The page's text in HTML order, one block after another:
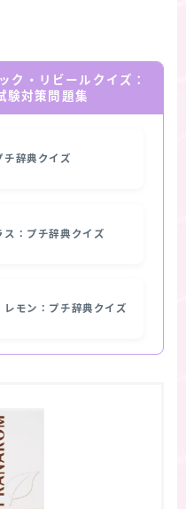
ク・リビールクイズ：
験対策問題集
チ辞典クイズ
ス：プチ辞典クイズ
レモン：プチ辞典クイズ